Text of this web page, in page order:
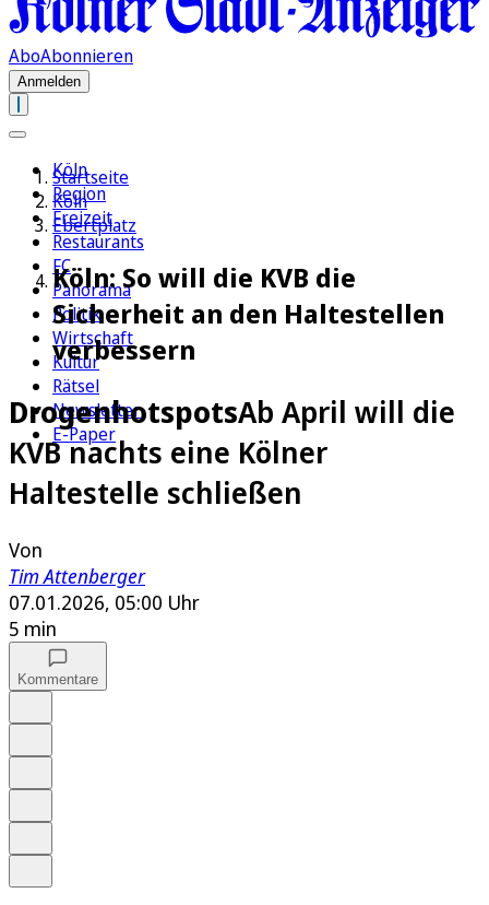
AboAbonnieren
Anmelden
Köln
Region
Freizeit
Restaurants
FC
Panorama
Politik
Wirtschaft
Kultur
Rätsel
Newsletter
E-Paper
Startseite
Köln
Ebertplatz
Köln: So will die KVB die
Sicherheit an den Haltestellen
verbessern
DrogenhotspotsAb April will die
KVB nachts eine Kölner
Haltestelle schließen
Von
Tim Attenberger
07.01.2026, 05:00 Uhr
5 min
Kommentare